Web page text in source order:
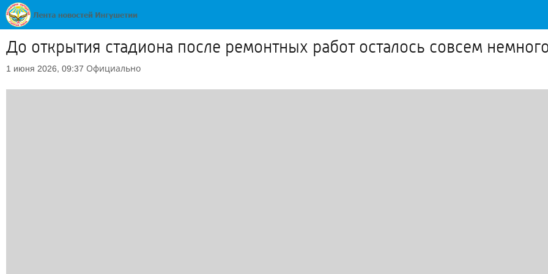
До открытия стадиона после ремонтных работ осталось совсем
1 июня 2026, 09:37 Официально